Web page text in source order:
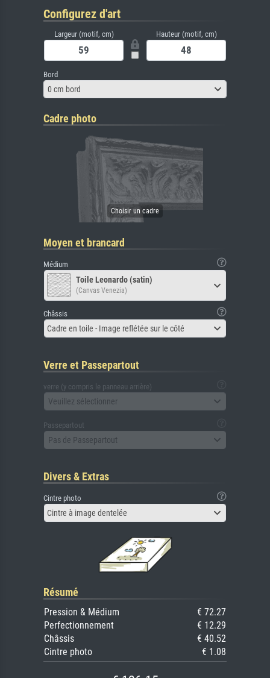
Configurez d'art
Largeur (motif, cm) Hauteur (motif, cm)
Bord
0 cm bord
Cadre photo
Moyen et brancard
Médium
Toile Leonardo (satin)
(Canvas Venezia)
Châssis
Cadre en toile - Image reflétée sur le côté
Verre et Passepartout
verre (y compris le panneau arrière)
Veuillez sélectionner
Passepartout
Pas de Passepartout
Divers & Extras
Cintre photo
Cintre à image dentelée
Résumé
Pression & Médium
€ 72.27
Perfectionnement
€ 12.29
Châssis
€ 40.52
Cintre photo
€ 1.08